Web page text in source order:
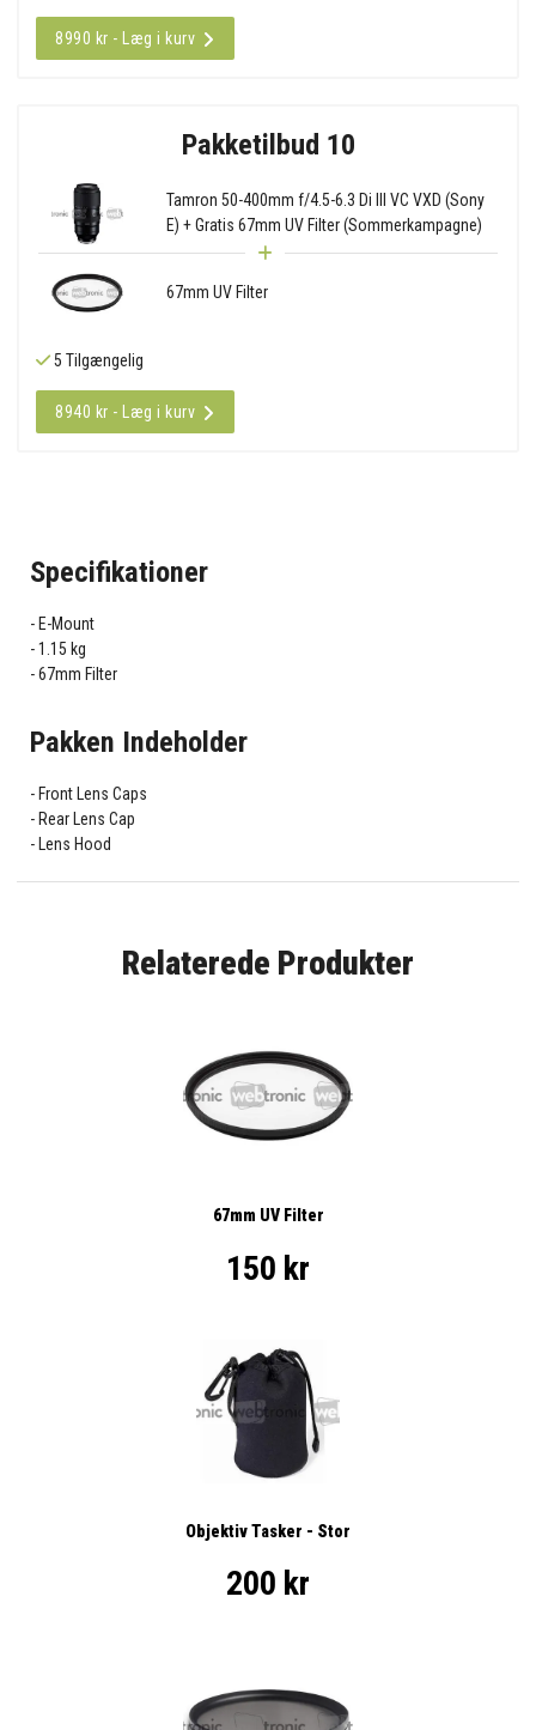
8990 kr - Læg i kurv
Pakketilbud 10
Tamron 50-400mm f/4.5-6.3 Di III VC VXD (Sony
E) + Gratis 67mm UV Filter (Sommerkampagne)
67mm UV Filter
5 Tilgængelig
8940 kr - Læg i kurv
Specifikationer
E-Mount
1.15 kg
67mm Filter
Pakken Indeholder
Front Lens Caps
Rear Lens Cap
Lens Hood
Relaterede Produkter
67mm UV Filter
150 kr
Objektiv Tasker - Stor
200 kr